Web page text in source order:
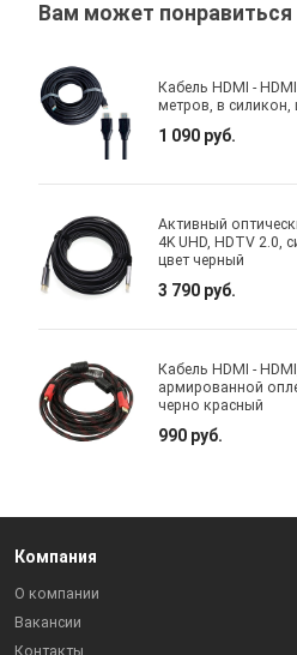
Вам может понравиться
Кабель HDMI -
метров, в силикон,
1 090 руб.
Активный
4K UHD, HDTV 2.0,
цвет черный
3 790 руб.
Кабель HDMI -
армированной
черно красный
990 руб.
Компания
О компании
Вакансии